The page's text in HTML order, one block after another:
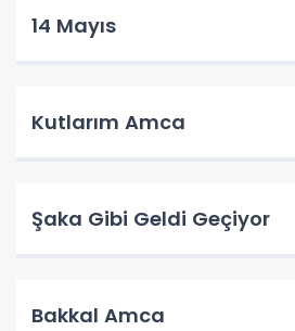
14 Mayıs
Kutlarım Amca
Şaka Gibi Geldi Geçiyor
Bakkal Amca